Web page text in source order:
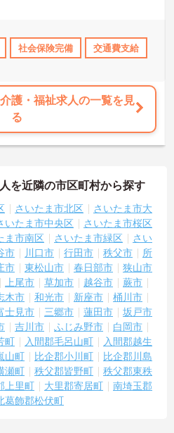
取得実績あり 社会保険完備
社会保険完備 交通費支給
護・福祉求人の一覧を見
る
を近隣の市区町村から探す
さいたま市北区
さいたま市大
いたま市中央区
さいたま市桜区
ま市南区 さいたま市緑区
さい
市 川口市 行田市 秩父市
所
市 東松山市 春日部市
狭山市
上尾市 草加市 越谷市
蕨市
木市 和光市 新座市
桶川市
士見市 三郷市 蓮田市
坂戸市
吉川市 ふじみ野市
白岡市
町 入間郡毛呂山町
入間郡越生
山町 比企郡小川町
比企郡川島
瀬町 秩父郡皆野町
秩父郡東秩
上里町 大里郡寄居町
南埼玉郡
葛飾郡松伏町